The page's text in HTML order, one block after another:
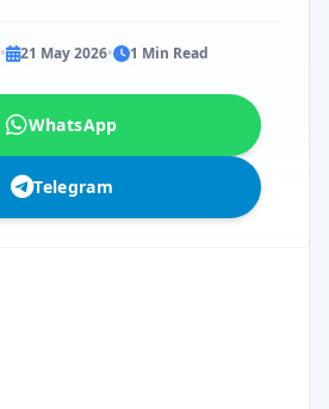
• 21 May 2026• 1 Min Read
WhatsApp
Telegram